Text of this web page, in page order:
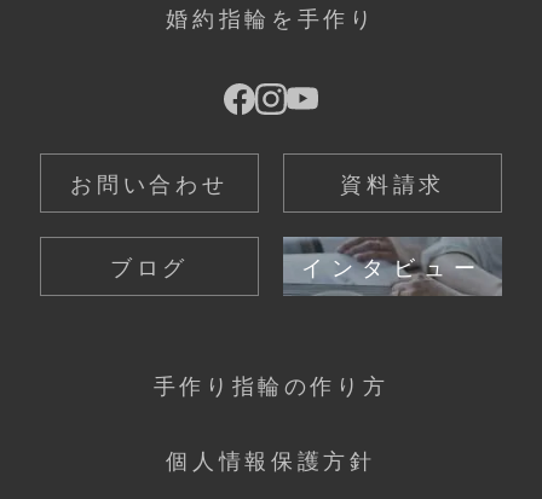
婚約指輪を手作り
お問い合わせ 資料請求
ブログ インタビュー
手作り指輪の作り方
個人情報保護方針